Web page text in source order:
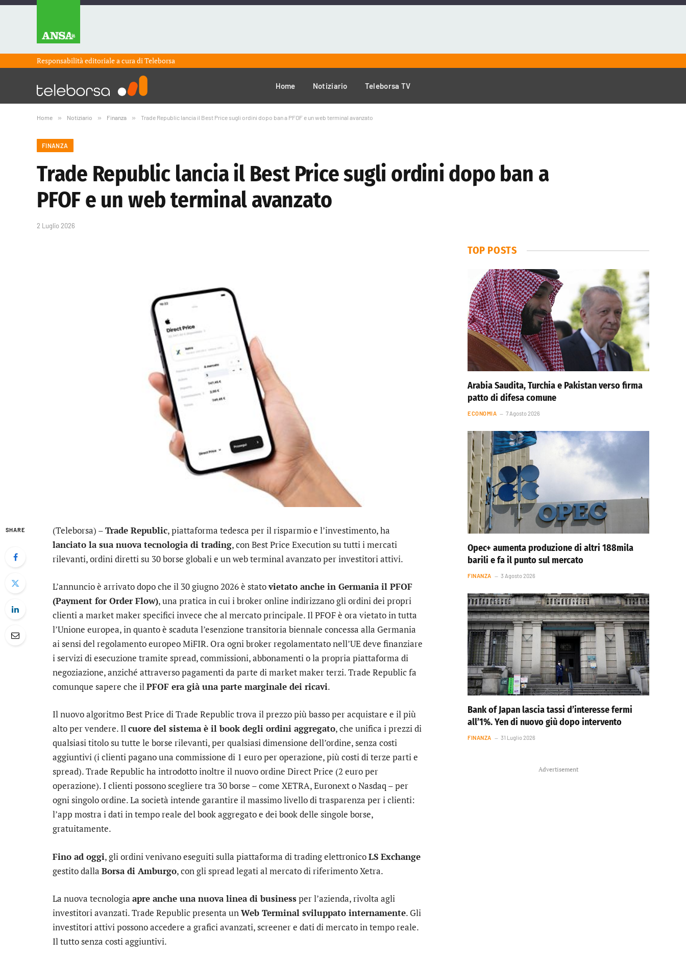
Responsabilità editoriale a cura diTeleborsa
Home Notiziario Teleborsa TV
Home » Notiziario » Finanza » Trade Republic lancia il Best Price sugli ordini dopo ban a PFOF e un web terminal avanzato
FINANZA
Trade Republic lancia il Best Price sugli ordini dopo ban a
PFOF e un web terminal avanzato
2 Luglio 2026
SHARE (Teleborsa) –Trade Republic, piattaforma tedesca per il risparmio e l’investimento, ha
lanciato la sua nuova tecnologia di trading, con Best Price Execution su tutti i mercati
rilevanti, ordini diretti su 30 borse globali e un web terminal avanzato per investitori attivi.
L’annuncio è arrivato dopo che il 30 giugno 2026 è statovietato anche in Germania il PFOF
(Payment for Order Flow), una pratica in cui i broker online indirizzano gli ordini dei propri
clienti a market maker specifici invece che al mercato principale. Il PFOF è ora vietato in tutta
l’Unione europea, in quanto è scaduta l’esenzione transitoria biennale concessa alla Germania
ai sensi del regolamento europeo MiFIR. Ora ogni broker regolamentato nell’UE deve finanziare
i servizi di esecuzione tramite spread, commissioni, abbonamenti o la propria piattaforma di
negoziazione, anziché attraverso pagamenti da parte di market maker terzi. Trade Republic fa
comunque sapere che ilPFOF era già una parte marginale dei ricavi.
Il nuovo algoritmo Best Price di Trade Republic trova il prezzo più basso per acquistare e il più
alto per vendere. Ilcuore del sistema è il book degli ordini aggregato, che unifica i prezzi di
qualsiasi titolo su tutte le borse rilevanti, per qualsiasi dimensione dell’ordine, senza costi
aggiuntivi (i clienti pagano una commissione di 1 euro per operazione, più costi di terze parti e
spread). Trade Republic ha introdotto inoltre il nuovo ordine Direct Price (2 euro per
operazione). I clienti possono scegliere tra 30 borse – come XETRA, Euronext o Nasdaq – per
ogni singolo ordine. La società intende garantire il massimo livello di trasparenza per i clienti:
l’app mostra i dati in tempo reale del book aggregato e dei book delle singole borse,
gratuitamente.
Fino ad oggi, gli ordini venivano eseguiti sulla piattaforma di trading elettronicoLS Exchange
gestito dalla Borsa di Amburgo, con gli spread legati al mercato di riferimento Xetra.
La nuova tecnologia apre anche una nuova linea di businessper l’azienda, rivolta agli
investitori avanzati. Trade Republic presenta unWeb Terminal sviluppato internamente. Gli
investitori attivi possono accedere a grafici avanzati, screener e dati di mercato in tempo reale.
Il tutto senza costi aggiuntivi.
TOP POSTS
Arabia Saudita, Turchia e Pakistan verso firma
patto di difesa comune
ECONOMIA 7 Agosto 2026
Opec+ aumenta produzione di altri 188mila
barili e fa il punto sul mercato
FINANZA 3 Agosto 2026
Bank of Japan lascia tassi d’interesse fermi
all’1%. Yen di nuovo giù dopo intervento
FINANZA 31 Luglio 2026
Advertisement